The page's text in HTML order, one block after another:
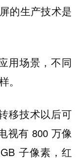
的生产技术是
用场景，不同
。
移技术以后可
视有 800 万像
子像素，红